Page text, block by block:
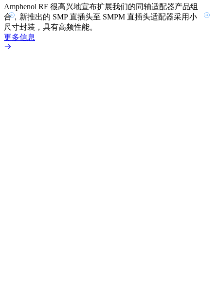
Amphenol RF 很高兴地宣布扩展我们的同轴适配器产品组
合，新推出的 SMP 直插头至 SMPM 直插头适配器采用小
尺寸封装，具有高频性能。
更多信息